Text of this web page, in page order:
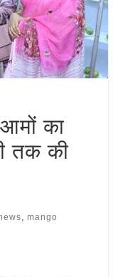
का
तक की
, mango